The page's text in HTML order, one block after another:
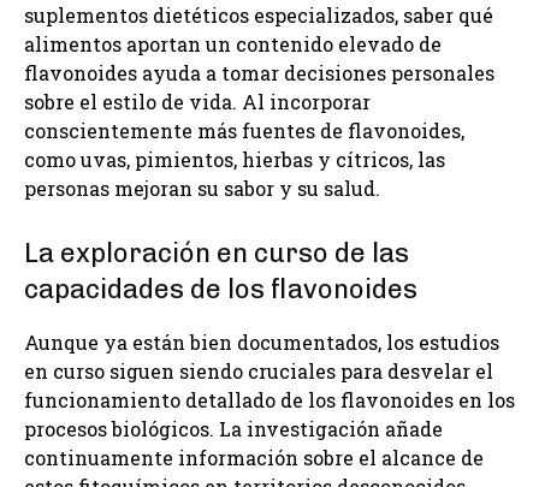
suplementos dietéticos especializados, saber qué
alimentos aportan un contenido elevado de
flavonoides ayuda a tomar decisiones personales
sobre el estilo de vida. Al incorporar
conscientemente más fuentes de flavonoides,
como uvas, pimientos, hierbas y cítricos, las
personas mejoran su sabor y su salud.
La exploración en curso de las
capacidades de los flavonoides
Aunque ya están bien documentados, los estudios
en curso siguen siendo cruciales para desvelar el
funcionamiento detallado de los flavonoides en los
procesos biológicos. La investigación añade
continuamente información sobre el alcance de